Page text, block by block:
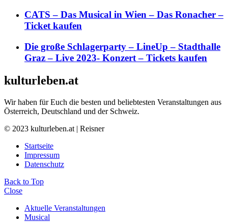
CATS – Das Musical in Wien – Das Ronacher –
Ticket kaufen
Die große Schlagerparty – LineUp – Stadthalle
Graz – Live 2023- Konzert – Tickets kaufen
kulturleben.at
Wir haben für Euch die besten und beliebtesten Veranstaltungen aus
Österreich, Deutschland und der Schweiz.
© 2023 kulturleben.at | Reisner
Startseite
Impressum
Datenschutz
Back to Top
Close
Aktuelle Veranstaltungen
Musical